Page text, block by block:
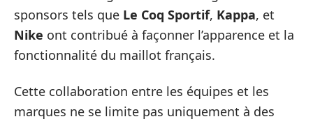
sponsors tels que Le Coq Sportif, Kappa, et
Nike ont contribué à façonner l’apparence et la
fonctionnalité du maillot français.
Cette collaboration entre les équipes et les
marques ne se limite pas uniquement à des